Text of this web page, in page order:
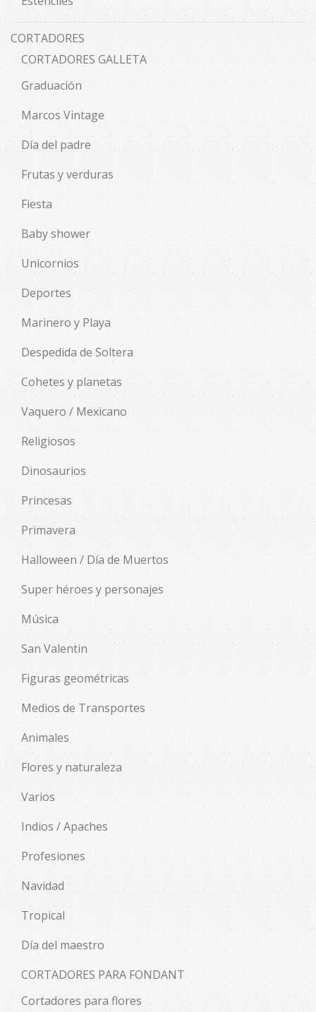
CORTADORES
CORTADORES GALLETA
Graduación
Marcos Vintage
Día del padre
Frutas y verduras
Fiesta
Baby shower
Unicornios
Deportes
Marinero y Playa
Despedida de Soltera
Cohetes y planetas
Vaquero / Mexicano
Religiosos
Dinosaurios
Princesas
Primavera
Halloween / Día de Muertos
Super héroes y personajes
Música
San Valentin
Figuras geométricas
Medios de Transportes
Animales
Flores y naturaleza
Varios
Indios / Apaches
Profesiones
Navidad
Tropical
Día del maestro
CORTADORES PARA FONDANT
Cortadores para flores